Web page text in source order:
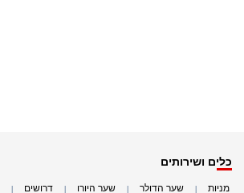
כלים ושירותים
מניות שער הדולר שער היורו דרושים